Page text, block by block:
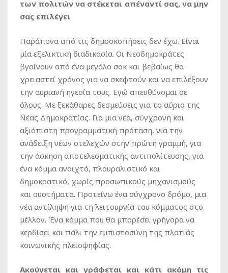
των πολιτών να στέκεται απέναντί σας, να μην
σας επιλέγει.
Παράπονα από τις δημοσκοπήσεις δεν έχω. Είναι
μία εξελικτική διαδικασία. Οι Νεοδημοκράτες
βγαίνουν από ένα μεγάλο σοκ και βεβαίως θα
χρειαστεί χρόνος για να σκεφτούν και να επιλέξουν
την αυριανή ηγεσία τους. Εγώ απευθύνομαι σε
όλους. Με ξεκάθαρες δεσμεύσεις για το αύριο της
Νέας Δημοκρατίας. Για μια νέα, σύγχρονη και
αξιόπιστη προγραμματική πρόταση, για την
ανάδειξη νέων στελεχών στην πρώτη γραμμή, για
την άσκηση αποτελεσματικής αντιπολίτευσης, για
ένα κόμμα ανοιχτό, πλουραλιστικό και
δημοκρατικό, χωρίς προσωπικούς μηχανισμούς
και συστήματα. Προτείνω ένα σύγχρονο δρόμο, μια
νέα αντίληψη για τη λειτουργία του κόμματος στο
μέλλον. Ένα κόμμα που θα μπορέσει γρήγορα να
κερδίσει και πάλι την εμπιστοσύνη της πλατιάς
κοινωνικής πλειοψηφίας.
Ακούγεται και γράφεται και κάτι ακόμη τις